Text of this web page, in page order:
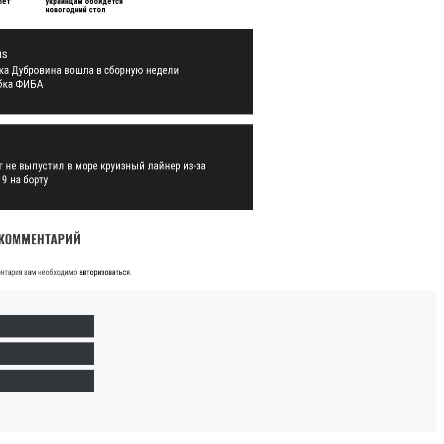
новогодний стол
Дубровина вошла в сборную недели
ФИБА
не выпустил в море круизный лайнер из-за
на борту
вам необходимо авторизоваться.